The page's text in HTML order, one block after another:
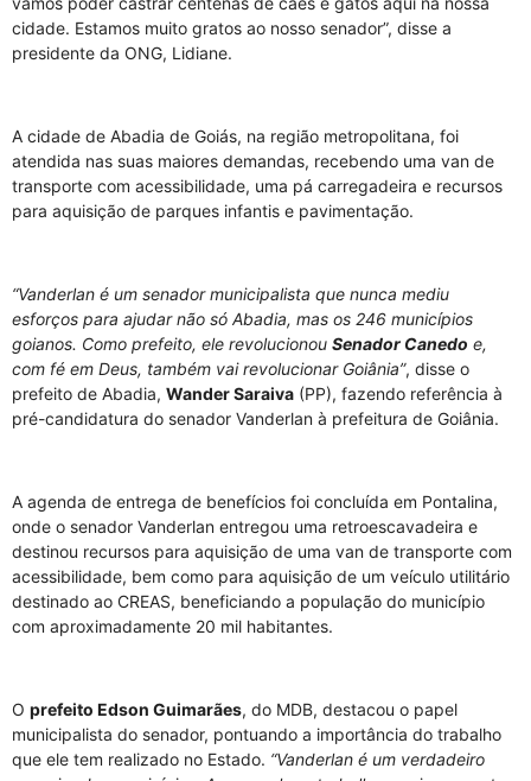
cidade. Estamos muito gratos ao nosso senador”, disse a
presidente da ONG, Lidiane.
A cidade de Abadia de Goiás, na região metropolitana, foi
atendida nas suas maiores demandas, recebendo uma van de
transporte com acessibilidade, uma pá carregadeira e recursos
para aquisição de parques infantis e pavimentação.
“Vanderlan é um senador municipalista que nunca mediu
esforços para ajudar não só Abadia, mas os 246 municípios
goianos. Como prefeito, ele revolucionou Senador Canedo e,
com fé em Deus, também vai revolucionar Goiânia”, disse o
prefeito de Abadia, Wander Saraiva (PP), fazendo referência à
pré-candidatura do senador Vanderlan à prefeitura de Goiânia.
A agenda de entrega de benefícios foi concluída em Pontalina,
onde o senador Vanderlan entregou uma retroescavadeira e
destinou recursos para aquisição de uma van de transporte com
acessibilidade, bem como para aquisição de um veículo utilitário
destinado ao CREAS, beneficiando a população do município
com aproximadamente 20 mil habitantes.
O prefeito Edson Guimarães, do MDB, destacou o papel
municipalista do senador, pontuando a importância do trabalho
que ele tem realizado no Estado. “Vanderlan é um verdadeiro